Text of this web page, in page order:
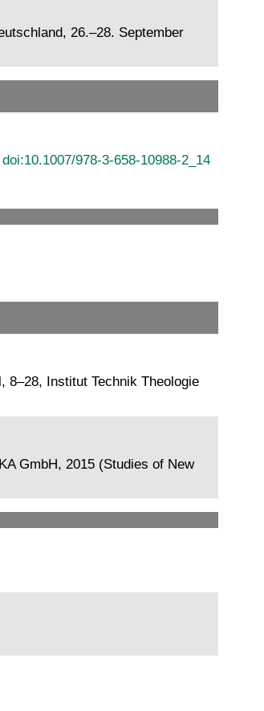
26.–28. September
doi:10.1007/978-3-658-10988-2_14
8–28, Institut Technik Theologie
GmbH, 2015 (Studies of New